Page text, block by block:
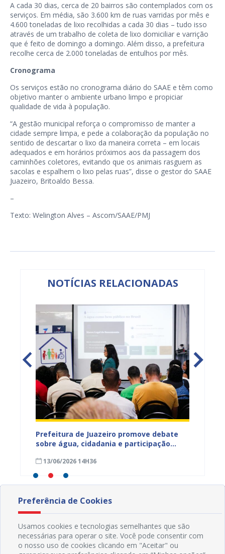
A cada 30 dias, cerca de 20 bairros são contemplados com os
serviços. Em média, são 3.600 km de ruas varridas por mês e
4.600 toneladas de lixo recolhidas a cada 30 dias – tudo isso
através de um trabalho de coleta de lixo domiciliar e varrição
que é feito de domingo a domingo. Além disso, a prefeitura
recolhe cerca de 2.000 toneladas de entulhos por mês.
Cronograma
Os serviços estão no cronograma diário do SAAE e têm como
objetivo manter o ambiente urbano limpo e propiciar
qualidade de vida à população.
“A gestão municipal reforça o compromisso de manter a
cidade sempre limpa, e pede a colaboração da população no
sentido de descartar o lixo da maneira correta – em locais
adequados e em horários próximos aos da passagem dos
caminhões coletores, evitando que os animais rasguem as
sacolas e espalhem o lixo pelas ruas”, disse o gestor do SAAE
Juazeiro, Britoaldo Bessa.
–
Texto: Welington Alves – Ascom/SAAE/PMJ
NOTÍCIAS RELACIONADAS
Prefeitura de Juazeiro promove debate
sobre água, cidadania e participação
comunidades urbanas e rurais
13/06/2026 14H36
Preferência de Cookies
Usamos cookies e tecnologias semelhantes que são
necessárias para operar o site. Você pode consentir com
o nosso uso de cookies clicando em "Aceitar" ou